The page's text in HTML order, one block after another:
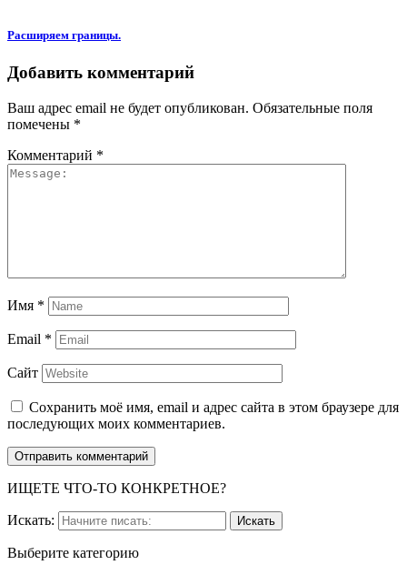
Расширяем границы.
Добавить комментарий
Ваш адрес email не будет опубликован. Обязательные поля
помечены *
Комментарий *
Имя *
Email *
Сайт
Сохранить моё имя, email и адрес сайта в этом браузере для
последующих моих комментариев.
ИЩЕТЕ ЧТО-ТО КОНКРЕТНОЕ?
Искать:
Выберите категорию